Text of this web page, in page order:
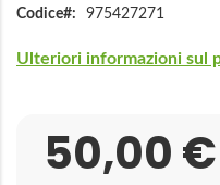
Codice 975427271
Ulteriori informazioni sul
50,00 €